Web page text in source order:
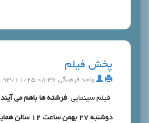
پخش فيلم
واحد فرهنگی ۰۸:۳۶ ۹۳/۱۱/۲۵
فيلم سينمايي فرشته ها باهم مي آيند
دوشنبه 27 بهمن ساعت 12 سالن همايش